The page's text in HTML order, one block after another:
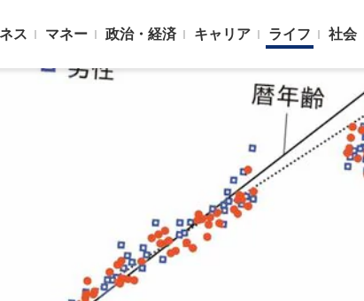
ス マネー 政治・経済 キャリア ライフ 社会